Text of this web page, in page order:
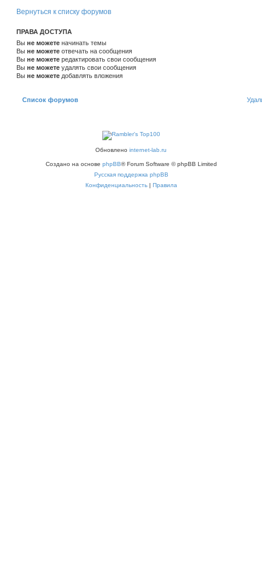
Вернуться к списку форумов
ПРАВА ДОСТУПА
Вы не можете начинать темы
Вы не можете отвечать на сообщения
Вы не можете редактировать свои сообщения
Вы не можете удалять свои сообщения
Вы не можете добавлять вложения
Список форумов
Обновлено internet-lab.ru
Создано на основе phpBB® Forum Software © phpBB Limited
Русская поддержка phpBB
Конфиденциальность| Правила